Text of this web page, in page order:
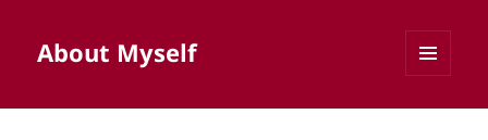
About Myself